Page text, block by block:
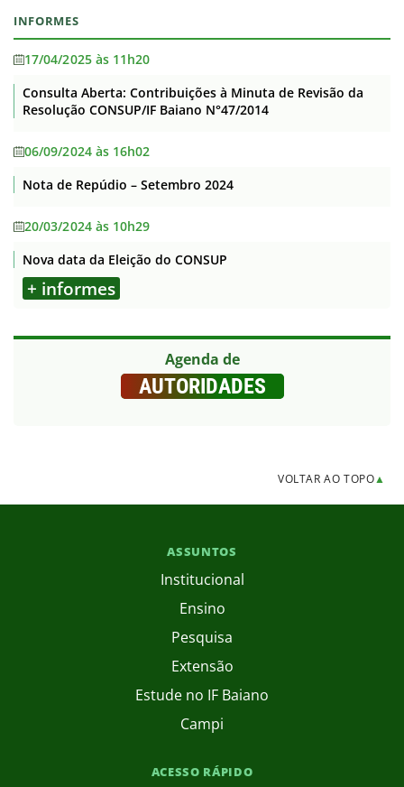
INFORMES
17/04/2025 às 11h20
Consulta Aberta: Contribuições à Minuta de Revisão da
Resolução CONSUP/IF Baiano N°47/2014
06/09/2024 às 16h02
Nota de Repúdio – Setembro 2024
20/03/2024 às 10h29
Nova data da Eleição do CONSUP
+ informes
Agenda de
AUTORIDADES
VOLTAR AO TOPO▲
ASSUNTOS
Institucional
Ensino
Pesquisa
Extensão
Estude no IF Baiano
Campi
ACESSO RÁPIDO